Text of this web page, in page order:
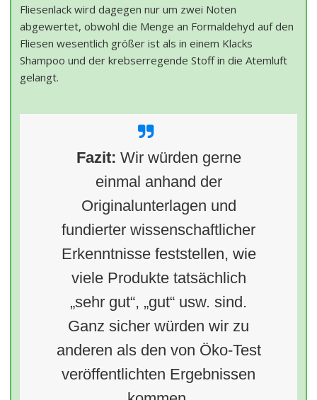
Fliesenlack wird dagegen nur um zwei Noten
abgewertet, obwohl die Menge an Formaldehyd auf den
Fliesen wesentlich größer ist als in einem Klacks
Shampoo und der krebserregende Stoff in die Atemluft
gelangt.
Fazit: Wir würden gerne
einmal anhand der
Originalunterlagen und
fundierter wissenschaftlicher
Erkenntnisse feststellen, wie
viele Produkte tatsächlich
„sehr gut“, „gut“ usw. sind.
Ganz sicher würden wir zu
anderen als den von Öko-Test
veröffentlichten Ergebnissen